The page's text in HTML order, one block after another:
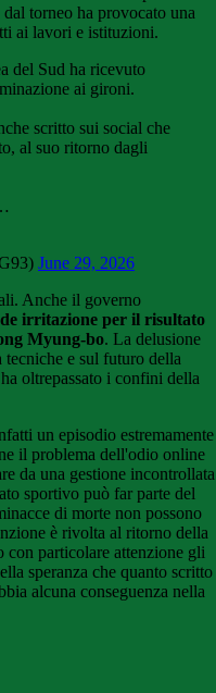
torneo ha provocato una
ai lavori e istituzioni.
del Sud ha ricevuto
ai gironi.
scritto sui social che
al suo ritorno dagli
June 29, 2026
Anche il governo
irritazione per il risultato
Myung-bo. La delusione
e sul futuro della
oltrepassato i confini della
un episodio estremamente
il problema dell'odio online
da una gestione incontrollata
sportivo può far parte del
di morte non possono
è rivolta al ritorno della
con particolare attenzione gli
speranza che quanto scritto
alcuna conseguenza nella